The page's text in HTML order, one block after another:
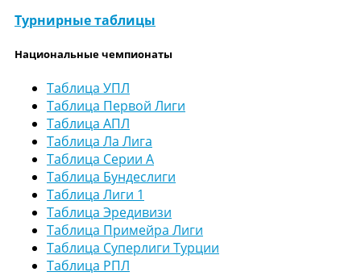
Турнирные таблицы
Национальные чемпионаты
Таблица УПЛ
Таблица Первой Лиги
Таблица АПЛ
Таблица Ла Лига
Таблица Серии А
Таблица Бундеслиги
Таблица Лиги 1
Таблица Эредивизи
Таблица Примейра Лиги
Таблица Суперлиги Турции
Таблица РПЛ